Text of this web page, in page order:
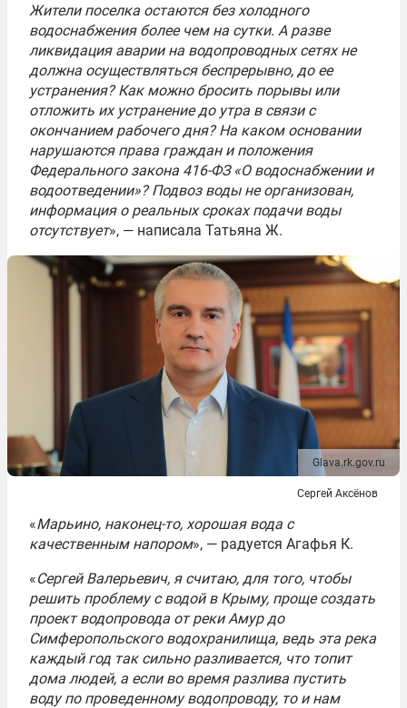
Жители поселка остаются без холодного
водоснабжения более чем на сутки. А разве
ликвидация аварии на водопроводных сетях не
должна осуществляться беспрерывно, до ее
устранения? Как можно бросить порывы или
отложить их устранение до утра в связи с
окончанием рабочего дня? На каком основании
нарушаются права граждан и положения
Федерального закона 416-ФЗ «О водоснабжении и
водоотведении»? Подвоз воды не организован,
информация о реальных сроках подачи воды
отсутствует», — написала Татьяна Ж.
Glava.rk.gov.ru
Сергей Аксёнов
«Марьино, наконец-то, хорошая вода с
качественным напором», — радуется Агафья К.
«Сергей Валерьевич, я считаю, для того, чтобы
решить проблему с водой в Крыму, проще создать
проект водопровода от реки Амур до
Симферопольского водохранилища, ведь эта река
каждый год так сильно разливается, что топит
дома людей, а если во время разлива пустить
воду по проведенному водопроводу, то и нам